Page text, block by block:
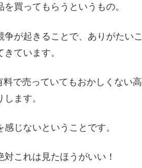
買ってもらうというもの。
が起きることで、ありがたいこ
ています。
で売っていてもおかしくない高
ます。
じないということです。
これは見たほうがいい！